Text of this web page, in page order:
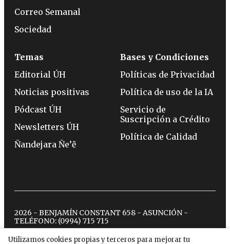
Utilizamos cookies propias y terceros para mejorar tu
Correo Semanal
Sociedad
Temas
Editorial ÚH
Noticias positivas
Pódcast ÚH
Newsletters ÚH
Ñandejara Ñe’ẽ
Bases y Condiciones
Políticas de Privacidad
Política de uso de la IA
Servicio de
Suscripción a Crédito
Política de Calidad
2026 - BENJAMÍN CONSTANT 658 - ASUNCIÓN -
TELÉFONO: (0994) 715 715